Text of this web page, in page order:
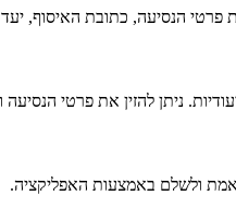
פרטי הנסיעה, כתובת האיסוף,
ניתן להזין את פרטי הנסיעה